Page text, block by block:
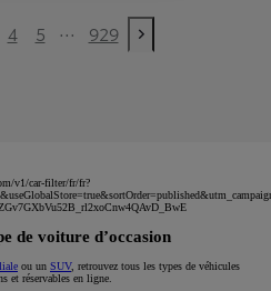
4 5 ... 929
Next page
v1/car-filter/fr/fr?
de voiture d’occasion
ou un SUV, retrouvez tous les types de véhicules
et réservables en ligne.